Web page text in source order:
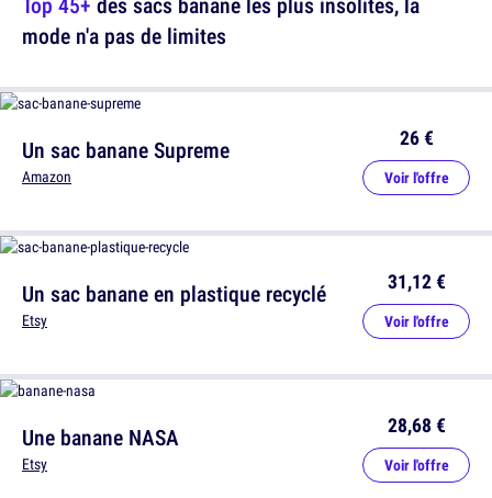
mode n'a pas de limites
Une banane NASA
Etsy
28,68 €
Voir l'offre
Un sac banane Supreme
Amazon
26 €
Voir l'offre
Un sac banane en plastique recyclé
Etsy
31,12 €
Voir l'offre